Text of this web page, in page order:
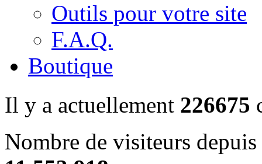
Outils pour votre site
F.A.Q.
Boutique
Il y a actuellement 226675
Nombre de visiteurs